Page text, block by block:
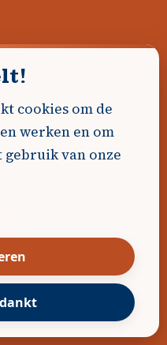
ons!
cookies om de
werken en om
van onze